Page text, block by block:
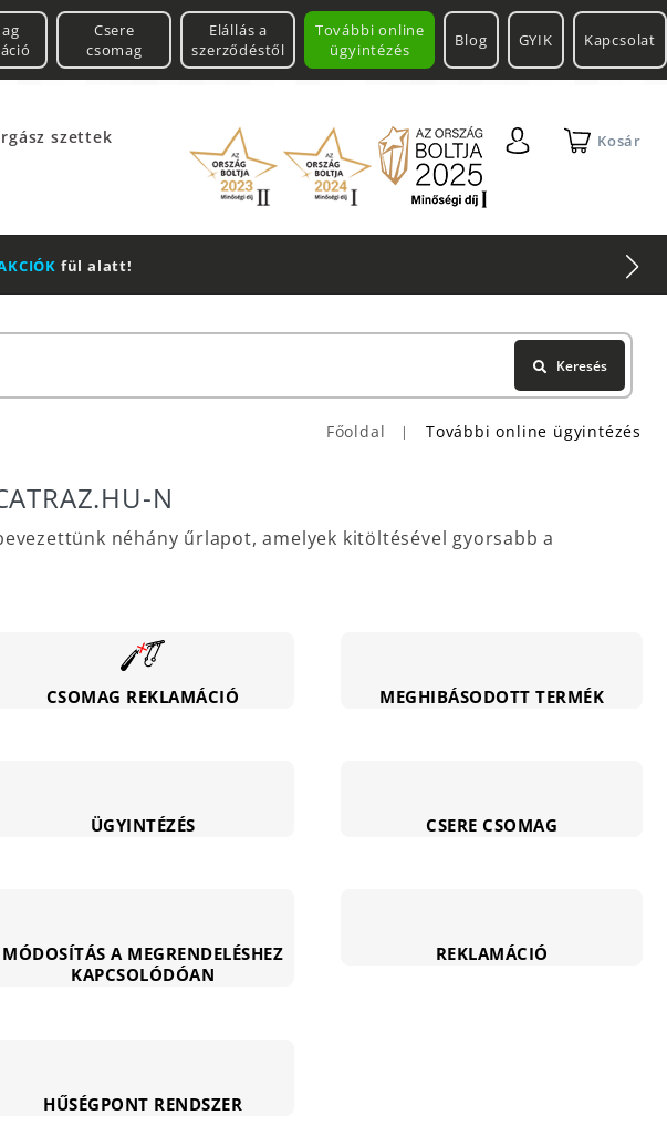
További online
ügyintézés
Csere
csomag
Elállás a
szerződéstől
Blog GYIK Kapcsolat
szettek Kosár
fül alatt!
Keresés
Főoldal További online ügyintézés
N
néhány űrlapot, amelyek kitöltésével gyorsabb a
CSOMAG REKLAMÁCIÓ MEGHIBÁSODOTT TERMÉK
ÜGYINTÉZÉS CSERE CSOMAG
MÓDOSÍTÁS A MEGRENDELÉSHEZ
KAPCSOLÓDÓAN
REKLAMÁCIÓ
HŰSÉGPONT RENDSZER